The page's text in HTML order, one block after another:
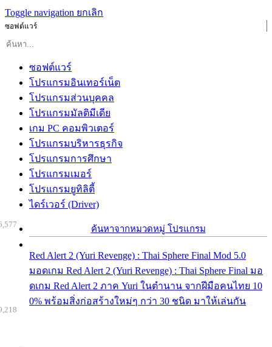
Toggle navigation ยกเลิก
ซอฟต์แวร์
ซอฟต์แวร์
โปรแกรมอินเทอร์เน็ต
โปรแกรมส่วนบุคคล
โปรแกรมมัลติมีเดีย
เกม PC คอมพิวเตอร์
โปรแกรมบริหารธุรกิจ
โปรแกรมการศึกษา
โปรแกรมเมอร์
โปรแกรมยูทิลิตี้
ไดร์เวอร์ (Driver)
ค้นหาจากหมวดหมู่ โปรแกรม
Red Alert 2 (Yuri Revenge) : Thai Sphere Final Mod 5.0
มอดเกม Red Alert 2 (Yuri Revenge) : Thai Sphere Final มอ
ดเกม Red Alert 2 ภาค Yuri ในตำนาน จากฝีมือคนไทย 10
0% พร้อมสิ่งก่อสร้างใหม่ๆ กว่า 30 ชนิด มาให้เล่นกัน